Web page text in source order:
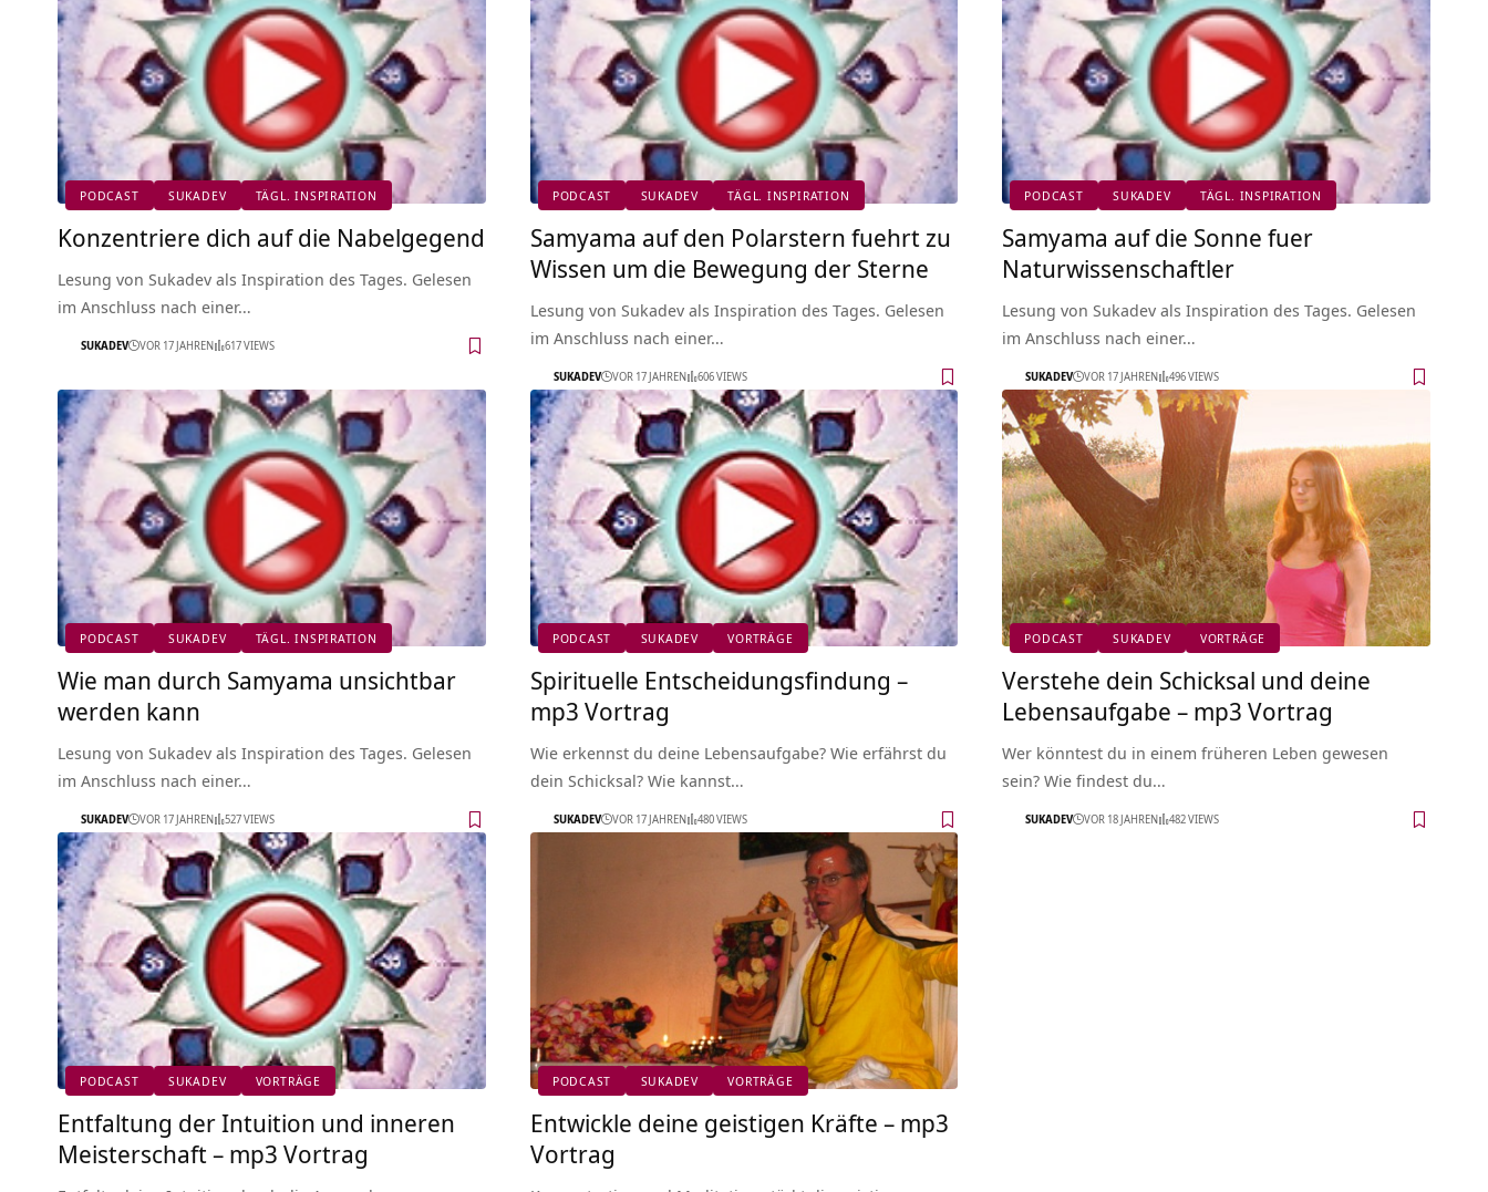
PODCAST SUKADEV TÄGL. INSPIRATION
Konzentriere dich auf die Nabelgegend
Lesung von Sukadev als Inspiration des Tages. Gelesen
im Anschluss nach einer…
SUKADEV VOR 17 JAHREN 617 VIEWS
PODCAST SUKADEV TÄGL. INSPIRATION
Samyama auf den Polarstern fuehrt zu
Wissen um die Bewegung der Sterne
Lesung von Sukadev als Inspiration des Tages. Gelesen
im Anschluss nach einer…
SUKADEV VOR 17 JAHREN 606 VIEWS
PODCAST SUKADEV TÄGL. INSPIRATION
Samyama auf die Sonne fuer
Naturwissenschaftler
Lesung von Sukadev als Inspiration des Tages. Gelesen
im Anschluss nach einer…
SUKADEV VOR 17 JAHREN 496 VIEWS
PODCAST SUKADEV TÄGL. INSPIRATION
Wie man durch Samyama unsichtbar
werden kann
Lesung von Sukadev als Inspiration des Tages. Gelesen
im Anschluss nach einer…
SUKADEV VOR 17 JAHREN 527 VIEWS
PODCAST SUKADEV VORTRÄGE
Spirituelle Entscheidungsfindung –
mp3 Vortrag
Wie erkennst du deine Lebensaufgabe? Wie erfährst du
dein Schicksal? Wie kannst…
SUKADEV VOR 17 JAHREN 480 VIEWS
PODCAST SUKADEV VORTRÄGE
Verstehe dein Schicksal und deine
Lebensaufgabe – mp3 Vortrag
Wer könntest du in einem früheren Leben gewesen
sein? Wie findest du…
SUKADEV VOR 18 JAHREN 482 VIEWS
PODCAST SUKADEV VORTRÄGE
Entfaltung der Intuition und inneren
Meisterschaft – mp3 Vortrag
PODCAST SUKADEV VORTRÄGE
Entwickle deine geistigen Kräfte – mp3
Vortrag